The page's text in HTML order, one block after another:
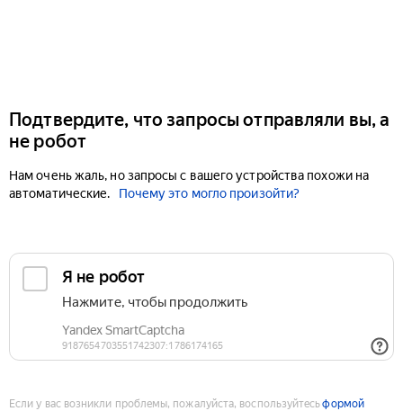
Подтвердите, что запросы отправляли вы, а
не робот
Нам очень жаль, но запросы с вашего устройства похожи на
автоматические.
Почему это могло произойти?
Если у вас возникли проблемы, пожалуйста, воспользуйтесьформой